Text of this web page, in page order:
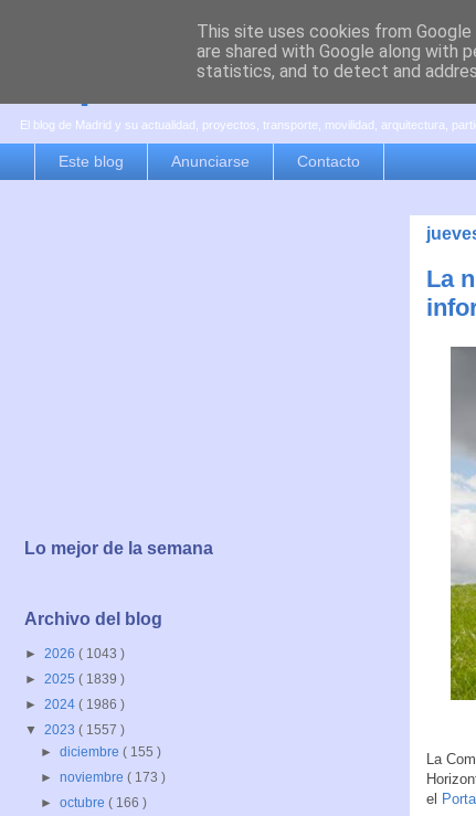
es por madrid
El blog de Madrid y su actualidad, proyectos, transporte, movilidad, arquitectura,
Este blog Anunciarse Contacto
La
La
el
Lo mejor de la semana
Archivo del blog
► 2026 ( 1043 )
► 2025 ( 1839 )
► 2024 ( 1986 )
▼ 2023 ( 1557 )
►diciembre( 155 )
►noviembre( 173 )
►octubre( 166 )
This site uses cookies from
are shared with Google along with
statistics, and to detect and